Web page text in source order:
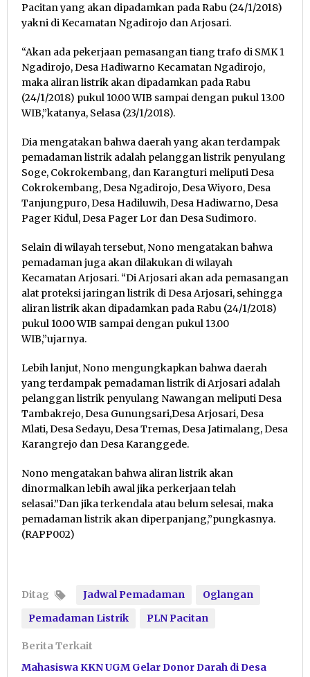
Pacitan yang akan dipadamkan pada Rabu (24/1/2018)
yakni di Kecamatan Ngadirojo dan Arjosari.
“Akan ada pekerjaan pemasangan tiang trafo di SMK 1
Ngadirojo, Desa Hadiwarno Kecamatan Ngadirojo,
maka aliran listrik akan dipadamkan pada Rabu
(24/1/2018) pukul 10.00 WIB sampai dengan pukul 13.00
WIB,”katanya, Selasa (23/1/2018).
Dia mengatakan bahwa daerah yang akan terdampak
pemadaman listrik adalah pelanggan listrik penyulang
Soge, Cokrokembang, dan Karangturi meliputi Desa
Cokrokembang, Desa Ngadirojo, Desa Wiyoro, Desa
Tanjungpuro, Desa Hadiluwih, Desa Hadiwarno, Desa
Pager Kidul, Desa Pager Lor dan Desa Sudimoro.
Selain di wilayah tersebut, Nono mengatakan bahwa
pemadaman juga akan dilakukan di wilayah
Kecamatan Arjosari. “Di Arjosari akan ada pemasangan
alat proteksi jaringan listrik di Desa Arjosari, sehingga
aliran listrik akan dipadamkan pada Rabu (24/1/2018)
pukul 10.00 WIB sampai dengan pukul 13.00
WIB,”ujarnya.
Lebih lanjut, Nono mengungkapkan bahwa daerah
yang terdampak pemadaman listrik di Arjosari adalah
pelanggan listrik penyulang Nawangan meliputi Desa
Tambakrejo, Desa Gunungsari,Desa Arjosari, Desa
Mlati, Desa Sedayu, Desa Tremas, Desa Jatimalang, Desa
Karangrejo dan Desa Karanggede.
Nono mengatakan bahwa aliran listrik akan
dinormalkan lebih awal jika perkerjaan telah
selasai.”Dan jika terkendala atau belum selesai, maka
pemadaman listrik akan diperpanjang,”pungkasnya.
(RAPP002)
Ditag Jadwal Pemadaman
Oglangan
Pemadaman Listrik
PLN Pacitan
Berita Terkait
Mahasiswa KKN UGM Gelar Donor Darah di Desa